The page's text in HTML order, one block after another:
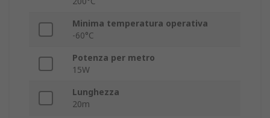
Minima temperatura operativa
-60°C
Potenza per metro
15W
Lunghezza
20m